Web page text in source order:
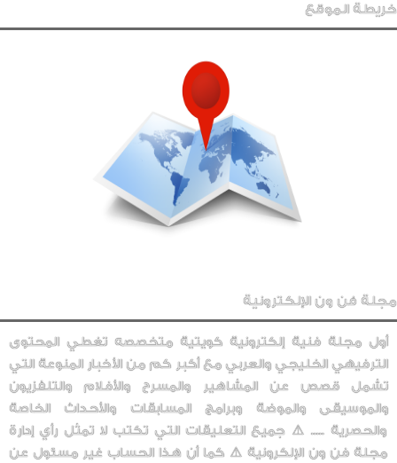
خريطة الموقع
مجلة فن ون الإلكترونية
أول مجلة فنية إلكترونية كويتية متخصصه تغطي المحتوى
الترفيهي الخليجي والعربي مع أكبر كم من الأخبار المنوعة التي
تشمل قصص عن المشاهير والمسرح والأفلام والتلفزيون
والموسيقى والموضة وبرامج المسابقات والأحداث الخاصة
والحصرية ..... ⚠️ جميع التعليقات التي تكتب لا تمثل رأي إدارة
مجلة فن ون الإلكرونية ⚠️ كما أن هذا الحساب غير مسئول عن